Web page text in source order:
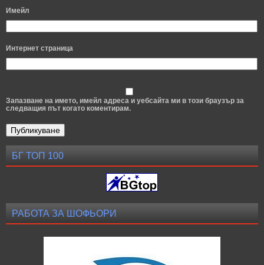
Имейл
Интернет страница
Запазване на името, имейл адреса и уебсайта ми в този браузър за
следващия път когато коментирам.
БГ ТОП 100
РАБОТА ЗА ШОФЬОРИ